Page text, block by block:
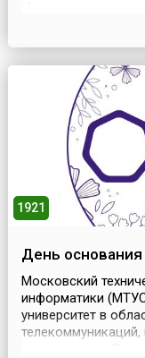
1921
День
Московский
информатики
университет в